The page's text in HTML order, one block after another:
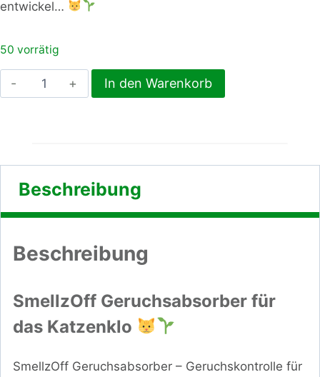
entwickel…
50 vorrätig
SmellzOff
Geruchsabsorber
In den Warenkorb
Beschreibung
Beschreibung
SmellzOff Geruchsabsorber für
das Katzenklo
SmellzOff Geruchsabsorber – Geruchskontrolle für